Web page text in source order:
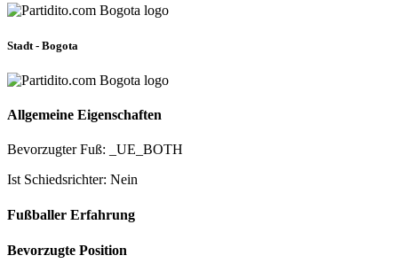
Stadt - Bogota
Allgemeine Eigenschaften
Bevorzugter Fuß: _UE_BOTH
Ist Schiedsrichter: Nein
Fußballer Erfahrung
Bevorzugte Position